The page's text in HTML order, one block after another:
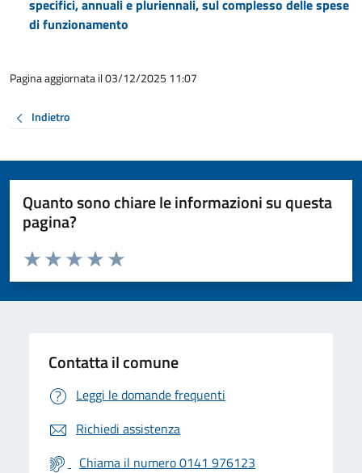
specifici, annuali e pluriennali, sul complesso delle spese
di funzionamento
Pagina aggiornata il 03/12/2025 11:07
Indietro
Quanto sono chiare le informazioni su questa
pagina?
Valuta da 1 a 5 stelle la pagina
Valuta 5 stelle su 5
Valuta 4 stelle su 5
Valuta 3 stelle su 5
Valuta 2 stelle su 5
Valuta 1 stelle su 5
Contatta il comune
Leggi le domande frequenti
Richiedi assistenza
Chiama il numero 0141 976123